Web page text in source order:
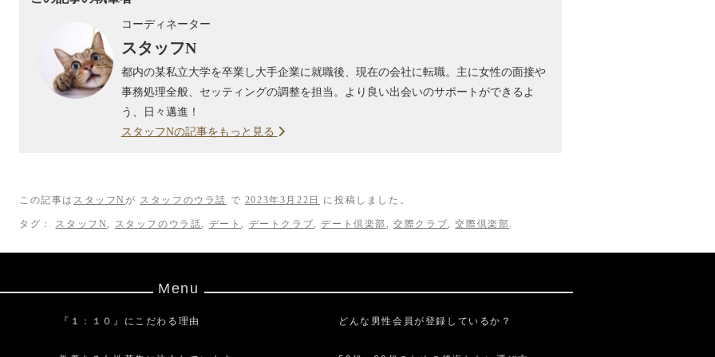
コーディネーター
スタッフN
都内の某私立大学を卒業し大手企業に就職後、現在の会社に転職。主に女性の面接や
事務処理全般、セッティングの調整を担当。より良い出会いのサポートができるよ
う、日々邁進！
スタッフNの記事をもっと見る
この記事は スタッフN が スタッフのウラ話 で 2023年3月22日 に投稿しました。
タグ： スタッフN, スタッフのウラ話, デート, デートクラブ,デート倶楽部,交際クラブ,交際倶楽部.
Menu
『１：１０』にこだわる理由 どんな男性会員が登録しているか？